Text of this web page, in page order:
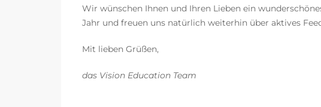
Wir wünschen Ihnen und Ihren Lieben ein
Jahr und freuen uns natürlich weiterhin über aktives
Mit lieben Grüßen,
das Vision Education Team